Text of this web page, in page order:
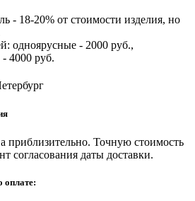
- 18-20% от стоимости изделия, но
одноярусные - 2000 руб.,
4000 руб.
приблизительно. Точную стоимость
согласования даты доставки.
оплате: